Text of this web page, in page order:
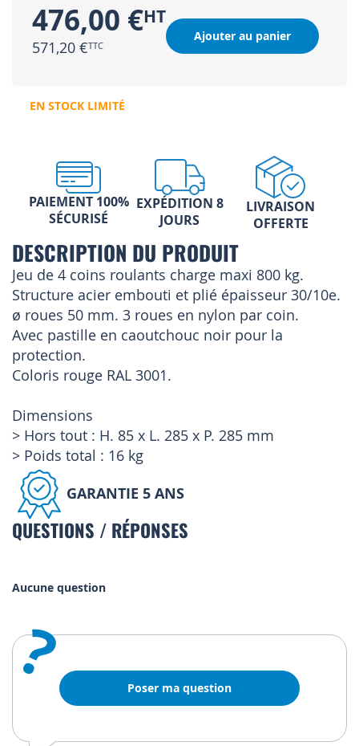
476,00 €
571,20 €
Ajouter au panier
EN STOCK LIMITÉ
PAIEMENT 100%
SÉCURISÉ
EXPÉDITION 8
JOURS
LIVRAISON
OFFERTE
DESCRIPTION DU PRODUIT
Jeu de 4 coins roulants charge maxi 800 kg.
Structure acier embouti et plié épaisseur 30/10e.
ø roues 50 mm. 3 roues en nylon par coin.
Avec pastille en caoutchouc noir pour la
protection.
Coloris rouge RAL 3001.
Dimensions
> Hors tout : H. 85 x L. 285 x P. 285 mm
> Poids total : 16 kg
GARANTIE 5 ANS
QUESTIONS / RÉPONSES
Aucune question
? Poser ma question